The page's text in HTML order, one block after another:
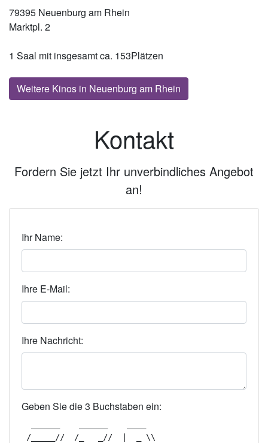
79395 Neuenburg am Rhein
Marktpl. 2
1 Saal mit insgesamt ca. 153Plätzen
Weitere Kinos in Neuenburg am Rhein
Kontakt
Fordern Sie jetzt Ihr unverbindliches Angebot
an!
Ihr Name:
Ihre E-Mail:
Ihre Nachricht:
Geben Sie die 3 Buchstaben ein:
/_____//  /_   _//  |  _ \\